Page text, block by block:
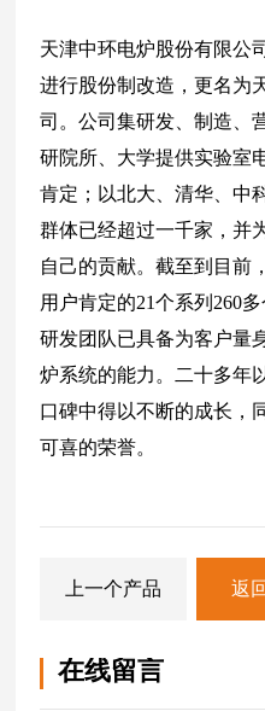
天津中环电炉股份有限公
进行股份制改造，更名为
司。公司集研发、制造、
研院所、大学提供实验室
肯定；以北大、清华、中
群体已经超过一千家，并
自己的贡献。截至到目前
用户肯定的21个系列260
研发团队已具备为客户量
炉系统的能力。二十多年
口碑中得以不断的成长，
可喜的荣誉。
上一个产品 返
在线留言